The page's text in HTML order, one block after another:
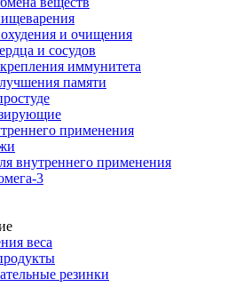
и очищения
и сосудов
иммунитета
памяти
применения
внутреннего применения
3
веса
резинки